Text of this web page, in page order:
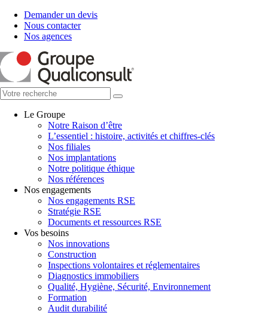
Demander un devis
Nous contacter
Nos agences
Le Groupe
Notre Raison d’être
L’essentiel : histoire, activités et chiffres-clés
Nos filiales
Nos implantations
Notre politique éthique
Nos références
Nos engagements
Nos engagements RSE
Stratégie RSE
Documents et ressources RSE
Vos besoins
Nos innovations
Construction
Inspections volontaires et réglementaires
Diagnostics immobiliers
Qualité, Hygiène, Sécurité, Environnement
Formation
Audit durabilité